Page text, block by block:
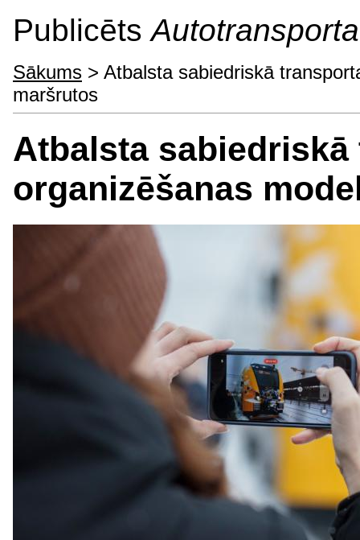
Publicēts
Sākums > Atbalsta sabiedriskā
maršrutos
Atbalsta
organizēšanas